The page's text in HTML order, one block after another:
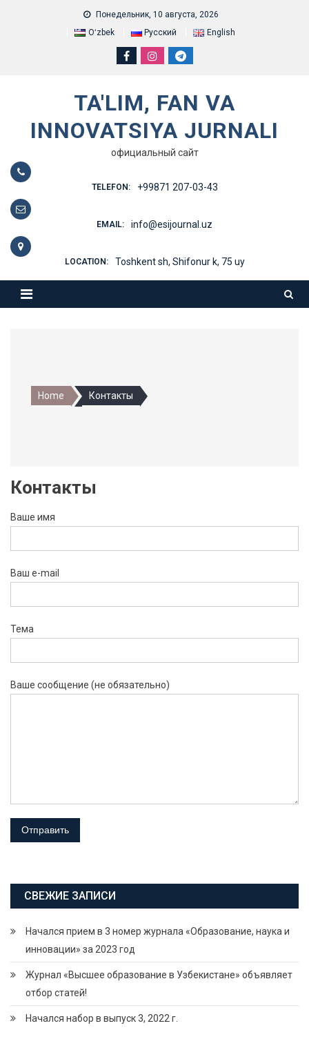
Понедельник, 10 августа, 2026
Oʻzbek
Русский English
TA'LIM, FAN VA
INNOVATSIYA JURNALI
официальный сайт
TELEFON: +99871 207-03-43
EMAIL: info@esijournal.uz
LOCATION: Toshkent sh, Shifonur k, 75 uy
Home Контакты
Контакты
Ваше имя
Ваш e-mail
Тема
Ваше сообщение (не обязательно)
СВЕЖИЕ ЗАПИСИ
Начался прием в 3 номер журнала «Образование, наука и
инновации» за 2023 год
Журнал «Высшее образование в Узбекистане» объявляет
отбор статей!
Начался набор в выпуск 3, 2022 г.